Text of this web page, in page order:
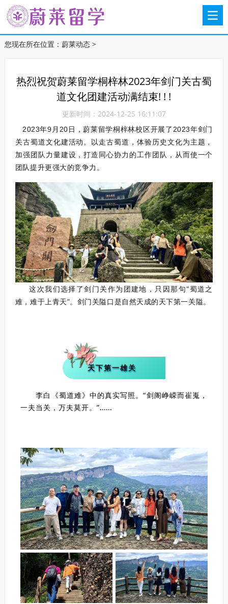
您现在所在位置： 蔚莱动态>
热烈祝贺蔚莱留学桐梓林2023年剑门关古蜀
道文化团建活动满结束! ! !
更新时间：2024-12-25 16:11:07
2023年9月20日，蔚莱留学桐梓林校区开展了2023年剑门
关古蜀道文化建活动。以走古蜀道，体验历史文化为主题，
加强团队力量建设，打造同心协力的工作团队，从而使一个
团队提升更强大的竞争力 。
这次我们选择了剑门关作为团建地，只因那句“蜀道之
难，难于上青天”。剑门关隘口是自然天成的天下第一关隘。
天下第一雄关
李白《蜀道难》中的真实写照。“剑阁峥嵘而崔嵬，
一夫当关，万夫莫开。”......